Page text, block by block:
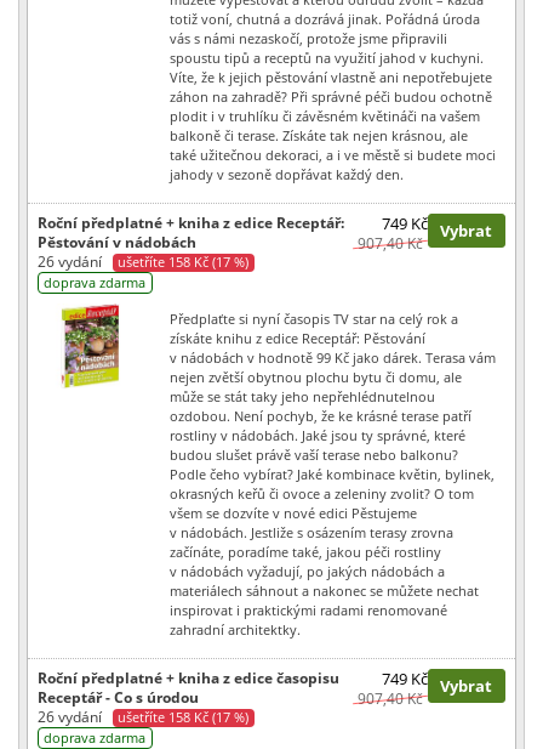
totiž voní, chutná a dozrává jinak. Pořádná úroda
vás s námi nezaskočí, protože jsme připravili
spoustu tipů a receptů na využití jahod v kuchyni.
Víte, že k jejich pěstování vlastně ani nepotřebujete
záhon na zahradě? Při správné péči budou ochotně
plodit i v truhlíku či závěsném květináči na vašem
balkoně či terase. Získáte tak nejen krásnou, ale
také užitečnou dekoraci, a i ve městě si budete moci
jahody v sezoně dopřávat každý den.
Roční předplatné + kniha z edice Receptář:
Pěstování v nádobách
26 vydání
ušetříte 158 Kč (17 %)
doprava zdarma
749 Kč
907,40 Kč
Vybrat
Předplaťte si nyní časopis TV star na celý rok a
získáte knihu z edice Receptář: Pěstování
v nádobách v hodnotě 99 Kč jako dárek. Terasa vám
nejen zvětší obytnou plochu bytu či domu, ale
může se stát taky jeho nepřehlédnutelnou
ozdobou. Není pochyb, že ke krásné terase patří
rostliny v nádobách. Jaké jsou ty správné, které
budou slušet právě vaší terase nebo balkonu?
Podle čeho vybírat? Jaké kombinace květin, bylinek,
okrasných keřů či ovoce a zeleniny zvolit? O tom
všem se dozvíte v nové edici Pěstujeme
v nádobách. Jestliže s osázením terasy zrovna
začínáte, poradíme také, jakou péči rostliny
v nádobách vyžadují, po jakých nádobách a
materiálech sáhnout a nakonec se můžete nechat
inspirovat i praktickými radami renomované
zahradní architektky.
Roční předplatné + kniha z edice časopisu
Receptář - Co s úrodou
26 vydání
ušetříte 158 Kč (17 %)
doprava zdarma
749 Kč
907,40 Kč
Vybrat